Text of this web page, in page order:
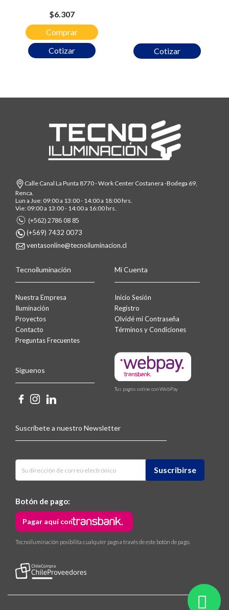
Cotizar
Precio
$6.307
Comprar
Cotizar
Calle Canal La Punta 8770 - Work Center Costanera -Bodega 69,
Renca.
Lun a Jue: 09:00 a 13:00 - 14:00 a 18:00 hrs.
Vie: 09:00 a 13:00 - 14:00 a 16:00 hrs.
(+562) 2786 08 85
(+569) 7432 0073
ventasonline@tecnoiluminacion.cl
Tecnoiluminación
Nuestra Empresa
Iluminación
Proyectos
Contacto
Preguntas Frecuentes
Síguenos
Mi Cuenta
Inicio Sesión
Registro
Olvidé mi Contraseña
Términos y Condiciones
Tus pagos online con WebPay
Suscríbete a nuestro Newsletter
Botón de pago:
Pagar aquí con
Tecnoiluminación posibilita cualquier pago a través de este botón de pago.